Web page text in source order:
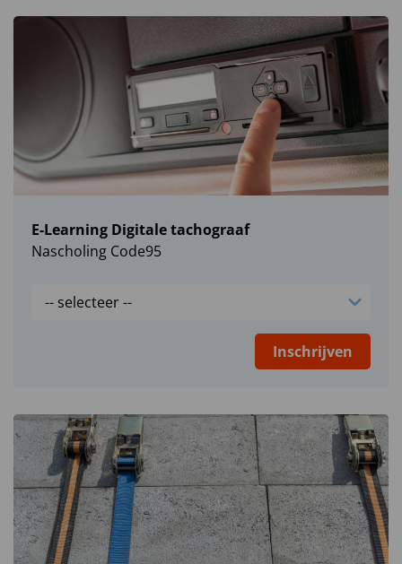
E-Learning Digitale tachograaf
Nascholing Code95
Inschrijven